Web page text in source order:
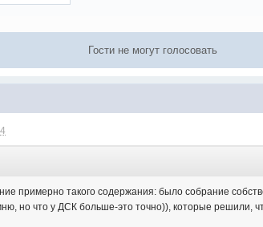
Гости не могут голосовать
примерно такого содержания: было собрание
но что у ДСК больше-это точно)), которые решили,